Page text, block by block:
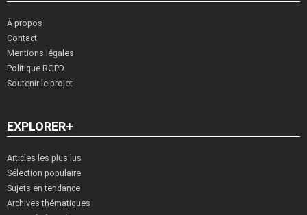
À propos
Contact
Mentions légales
Politique RGPD
Soutenir le projet
EXPLORER+
Articles les plus lus
Sélection populaire
Sujets en tendance
Archives thématiques